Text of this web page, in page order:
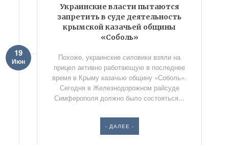
Украинские власти пытаются
запретить в суде деятельность
крымской казачьей общины
«Соболь»
19
Июн
Похоже, украинские силовики взяли на
прицел активно работающую в последнее
время в Крыму казачью общину «Соболь».
Сегодня в Железнодорожном райсуде
Симферополя должно было состояться...
- ДАЛЕЕ -